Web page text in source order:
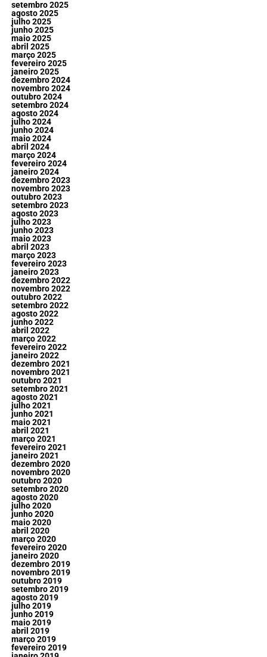
setembro 2025
agosto 2025
julho 2025
junho 2025
maio 2025
abril 2025
março 2025
fevereiro 2025
janeiro 2025
dezembro 2024
novembro 2024
outubro 2024
setembro 2024
agosto 2024
julho 2024
junho 2024
maio 2024
abril 2024
março 2024
fevereiro 2024
janeiro 2024
dezembro 2023
novembro 2023
outubro 2023
setembro 2023
agosto 2023
julho 2023
junho 2023
maio 2023
abril 2023
março 2023
fevereiro 2023
janeiro 2023
dezembro 2022
novembro 2022
outubro 2022
setembro 2022
agosto 2022
junho 2022
abril 2022
março 2022
fevereiro 2022
janeiro 2022
dezembro 2021
novembro 2021
outubro 2021
setembro 2021
agosto 2021
julho 2021
junho 2021
maio 2021
abril 2021
março 2021
fevereiro 2021
janeiro 2021
dezembro 2020
novembro 2020
outubro 2020
setembro 2020
agosto 2020
julho 2020
junho 2020
maio 2020
abril 2020
março 2020
fevereiro 2020
janeiro 2020
dezembro 2019
novembro 2019
outubro 2019
setembro 2019
agosto 2019
julho 2019
junho 2019
maio 2019
abril 2019
março 2019
fevereiro 2019